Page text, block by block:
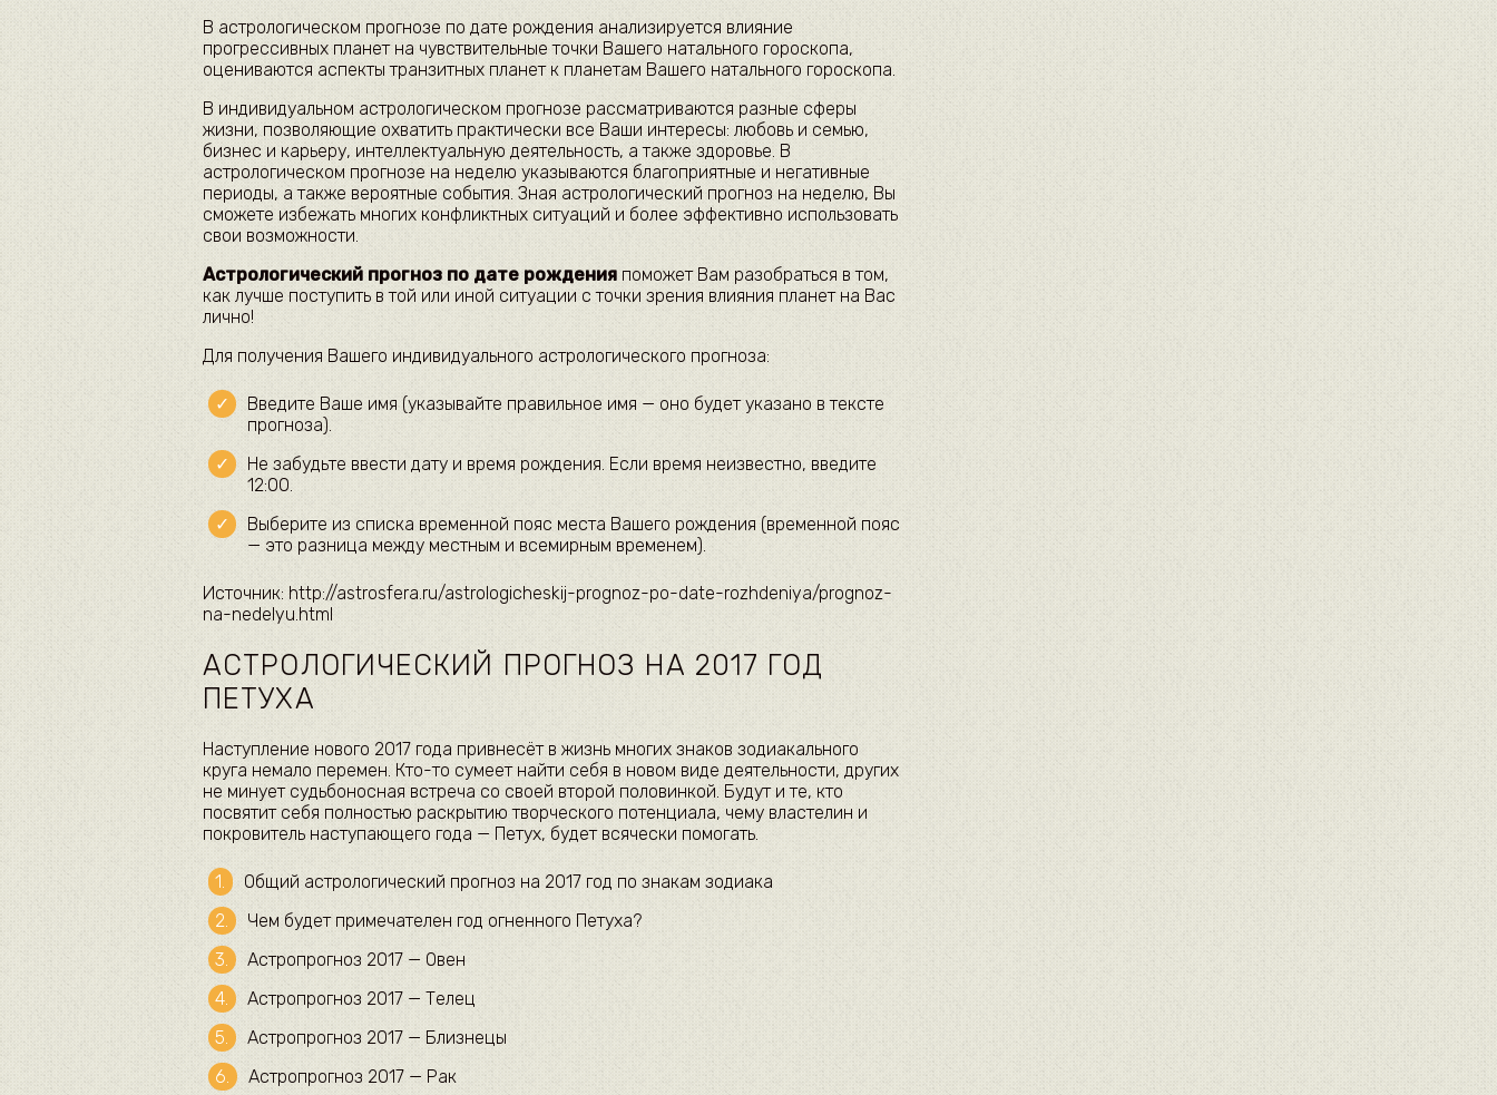
В астрологическом прогнозе по дате рождения анализируется влияние
прогрессивных планет на чувствительные точки Вашего натального гороскопа,
оцениваются аспекты транзитных планет к планетам Вашего натального гороскопа.
В индивидуальном астрологическом прогнозе рассматриваются разные сферы
жизни, позволяющие охватить практически все Ваши интересы: любовь и семью,
бизнес и карьеру, интеллектуальную деятельность, а также здоровье. В
астрологическом прогнозе на неделю указываются благоприятные и негативные
периоды, а также вероятные события. Зная астрологический прогноз на неделю, Вы
сможете избежать многих конфликтных ситуаций и более эффективно использовать
свои возможности.
Астрологический прогноз по дате рождения поможет Вам разобраться в том,
как лучше поступить в той или иной ситуации с точки зрения влияния планет на Вас
лично!
Для получения Вашего индивидуального астрологического прогноза:
Введите Ваше имя (указывайте правильное имя — оно будет указано в тексте
прогноза).
Не забудьте ввести дату и время рождения. Если время неизвестно, введите
12:00.
Выберите из списка временной пояс места Вашего рождения (временной пояс
— это разница между местным и всемирным временем).
Источник: http://astrosfera.ru/astrologicheskij-prognoz-po-date-rozhdeniya/prognoz-
na-nedelyu.html
АСТРОЛОГИЧЕСКИЙ ПРОГНОЗ НА 2017 ГОД
ПЕТУХА
Наступление нового 2017 года привнесёт в жизнь многих знаков зодиакального
круга немало перемен. Кто-то сумеет найти себя в новом виде деятельности, других
не минует судьбоносная встреча со своей второй половинкой. Будут и те, кто
посвятит себя полностью раскрытию творческого потенциала, чему властелин и
покровитель наступающего года — Петух, будет всячески помогать.
Общий астрологический прогноз на 2017 год по знакам зодиака
Чем будет примечателен год огненного Петуха?
Астропрогноз 2017 — Овен
Астропрогноз 2017 — Телец
Астропрогноз 2017 — Близнецы
Астропрогноз 2017 — Рак